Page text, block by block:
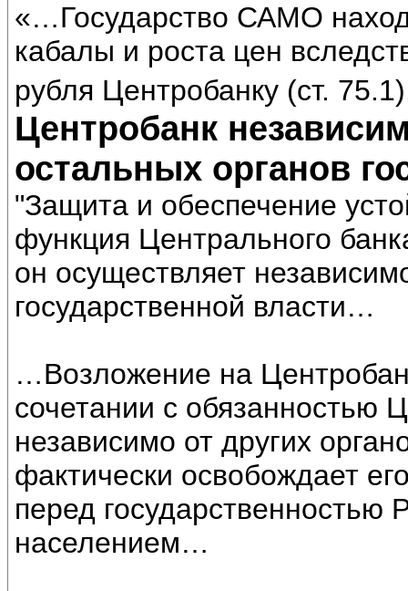
«…Государство САМО
кабалы и роста цен
рубля Центробанку (ст.
Центробанк
остальных органов
"Защита и обеспечение
функция Центрального
он осуществляет
государственной власти…
…Возложение на
сочетании с обязанностью
независимо от других
фактически освобождает
перед государственностью
населением…